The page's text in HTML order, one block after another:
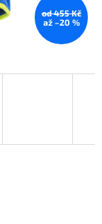
od 455 Kč
až –20 %